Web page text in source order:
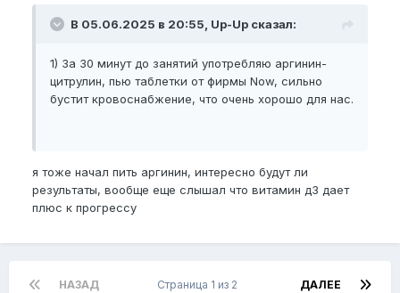
В 05.06.2025 в 20:55, Up-Up сказал:
1) За 30 минут до занятий употребляю аргинин-
цитрулин, пью таблетки от фирмы Now, сильно
бустит кровоснабжение, что очень хорошо для нас.
я тоже начал пить аргинин, интересно будут ли
результаты, вообще еще слышал что витамин д3 дает
плюс к прогрессу
НАЗАД ДАЛЕЕ
Страница 1 из 2